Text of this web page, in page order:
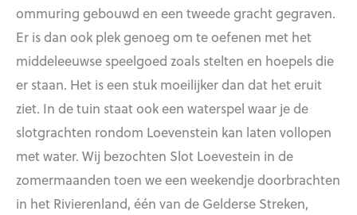
ommuring gebouwd en een tweede gracht gegraven.
Er is dan ook plek genoeg om te oefenen met het
middeleeuwse speelgoed zoals stelten en hoepels die
er staan. Het is een stuk moeilijker dan dat het eruit
ziet. In de tuin staat ook een waterspel waar je de
slotgrachten rondom Loevenstein kan laten vollopen
met water. Wij bezochten Slot Loevestein in de
zomermaanden toen we een weekendje doorbrachten
in het Rivierenland, één van de Gelderse Streken,